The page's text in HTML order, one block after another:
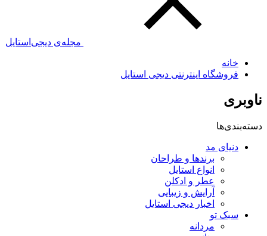
مجله‌ی دیجی‌استایل
خانه
فروشگاه اینترنتی دیجی استایل
ناوبری
دسته‌بندی‌ها
دنیای مد
برندها و طراحان
انواع استایل
عطر و ادکلن
آرایش و زیبایی
اخبار دیجی استایل
سبک تو
مردانه